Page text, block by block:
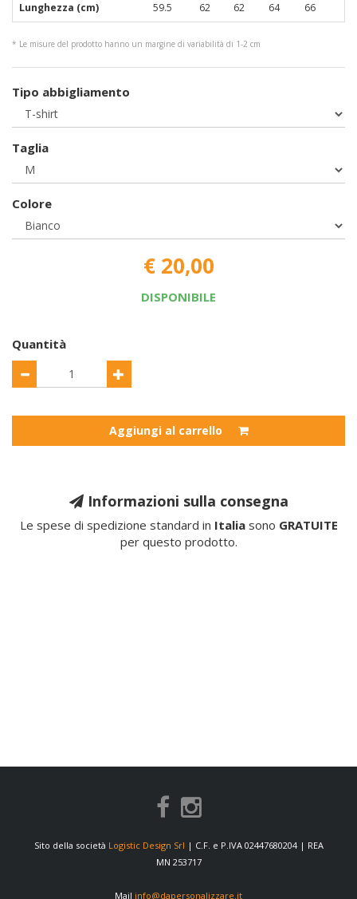
Lunghezza (cm) 59.5 62 62 64 66
* Le misure del prodotto hanno un margine di variabilità di 1-2 cm
Tipo abbigliamento
Taglia
Colore
€ 20,00
DISPONIBILE
Quantità
Aggiungi al carrello
Informazioni sulla consegna
Le spese di spedizione standard in Italiasono GRATUITE
per questo prodotto.
Sito della società Logistic Design Srl | C.F. e P.IVA 02447680204 | REA
MN 253717
Mail info@dapersonalizzare.it